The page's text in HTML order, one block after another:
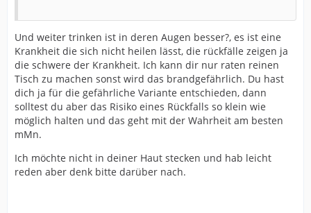
Und weiter trinken ist in deren Augen besser?, es ist eine
Krankheit die sich nicht heilen lässt, die rückfälle zeigen ja
die schwere der Krankheit. Ich kann dir nur raten reinen
Tisch zu machen sonst wird das brandgefährlich. Du hast
dich ja für die gefährliche Variante entschieden, dann
solltest du aber das Risiko eines Rückfalls so klein wie
möglich halten und das geht mit der Wahrheit am besten
mMn.
Ich möchte nicht in deiner Haut stecken und hab leicht
reden aber denk bitte darüber nach.